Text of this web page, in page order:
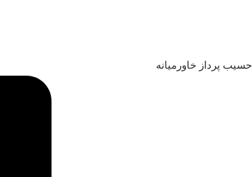
حسیب پرداز خاورمیانه